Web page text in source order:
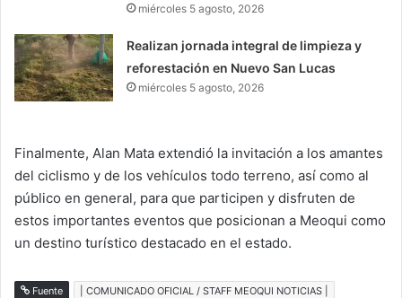
miércoles 5 agosto, 2026
Realizan jornada integral de limpieza y
reforestación en Nuevo San Lucas
miércoles 5 agosto, 2026
Finalmente, Alan Mata extendió la invitación a los amantes
del ciclismo y de los vehículos todo terreno, así como al
público en general, para que participen y disfruten de
estos importantes eventos que posicionan a Meoqui como
un destino turístico destacado en el estado.
Fuente | COMUNICADO OFICIAL / STAFF MEOQUI NOTICIAS |